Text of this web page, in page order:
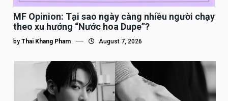
MF Opinion: Tại sao ngày càng nhiều người chạy
theo xu hướng “Nước hoa Dupe”?
by Thai Khang Pham August 7, 2026